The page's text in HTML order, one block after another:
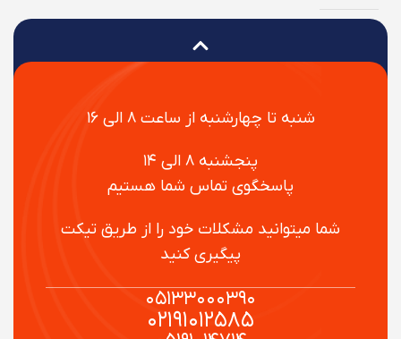
شنبه تا چهارشنبه از ساعت ۸ الی ۱۶
پنجشنبه ۸ الی ۱۴
پاسخگوی تماس شما هستیم
شما میتوانید مشکلات خود را از طریق تیکت
پیگیری کنید
۰۵۱۳۳۰۰۰۳۹۰
۰۲۱۹۱۰۱۲۵۸۵